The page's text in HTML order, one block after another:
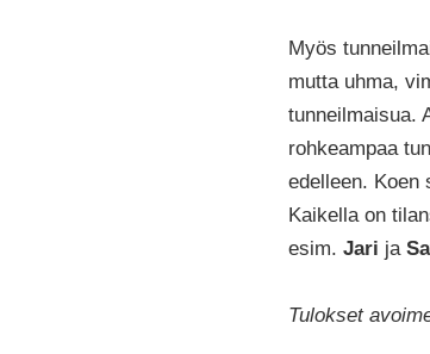
Myös
mutta uhma,
tunneilmaisua.
rohkeampaa
edelleen. Koen
Kaikella on
esim. Jari ja
Tulokset